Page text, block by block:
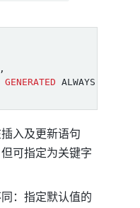
,
GENERATED ALWAYS
入及更新语句
可指定为关键字
：指定默认值的